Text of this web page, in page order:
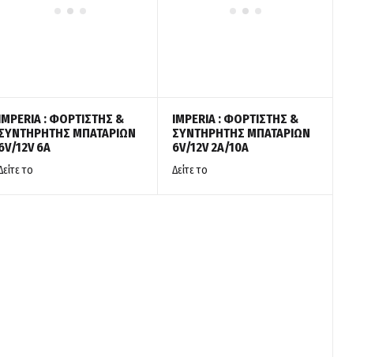
: ΦΟΡΤΙΣΤΗΣ &
ΜΠΑΤΑΡΙΩΝ
12V 6A
το
IMPERIA : ΦΟΡΤΙΣΤΗΣ &
ΣΥΝΤΗΡΗΤΗΣ ΜΠΑΤΑΡΙΩΝ
6V/12V 2A/10A
Δείτε το